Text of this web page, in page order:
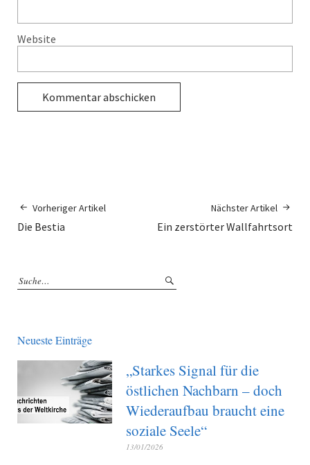
Website
Vorheriger Artikel
Die Bestia
Nächster Artikel
Ein zerstörter Wallfahrtsort
Neueste Einträge
„Starkes Signal für die
östlichen Nachbarn – doch
Wiederaufbau braucht eine
soziale Seele“
13/01/2026